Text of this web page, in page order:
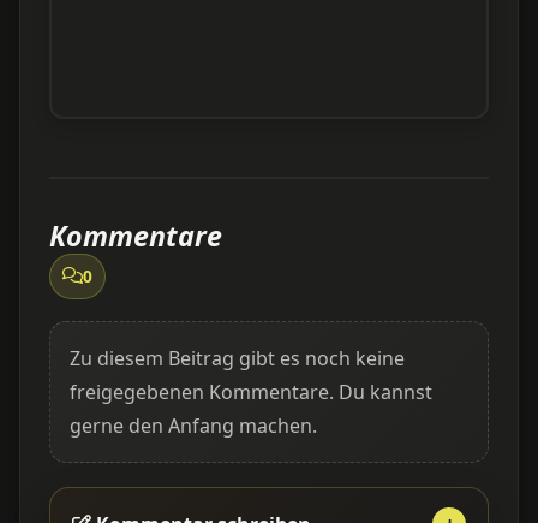
Kommentare
0
Zu diesem Beitrag gibt es noch keine
freigegebenen Kommentare. Du kannst
gerne den Anfang machen.